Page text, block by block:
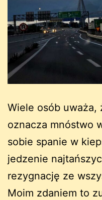
Wiele osób uważa,
oznacza mnóstwo
sobie spanie w
jedzenie
rezygnację ze
Moim zdaniem to